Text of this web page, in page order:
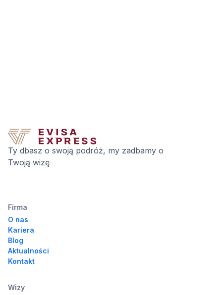
Ty dbasz o swoją podróż, my zadbamy o
Twoją wizę
Firma
O nas
Kariera
Blog
Aktualności
Kontakt
Wizy